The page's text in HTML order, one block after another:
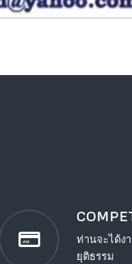
ท่านจะได้ง
ยุติธรรม